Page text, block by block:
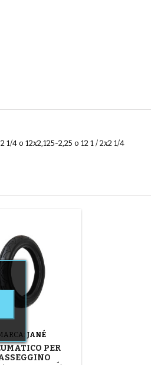
4 o 12x2,125-2,25 o 12 1 / 2x2 1/4
JANÉ
PER